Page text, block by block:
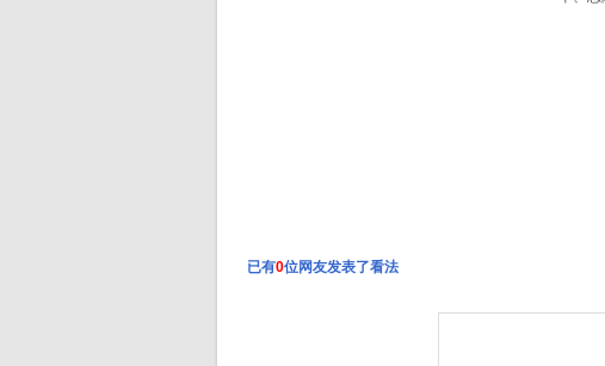
已有0位网友发表了看法